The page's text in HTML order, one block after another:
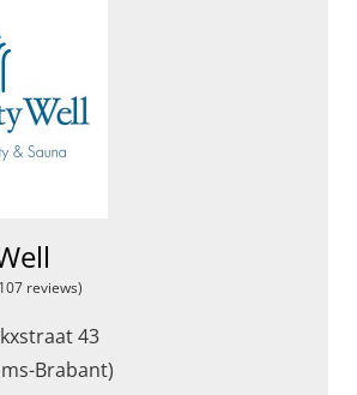
reviews)
43
Brabant)